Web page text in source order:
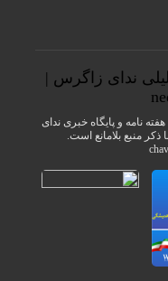
نامه و پایگاه خبری ندای
منبع بلامانع است.